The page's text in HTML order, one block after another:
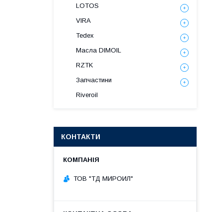
LOTOS
VIRA
Tedex
Масла DIMOIL
RZTK
Запчастини
Riveroil
КОНТАКТИ
ТОВ "ТД МИРОИЛ"